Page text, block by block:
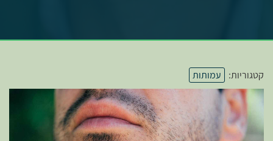
קטגוריות: עמותות